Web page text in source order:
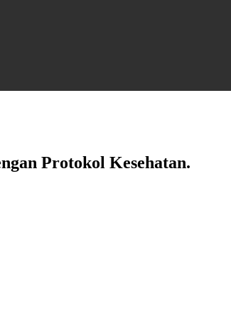
Protokol Kesehatan.